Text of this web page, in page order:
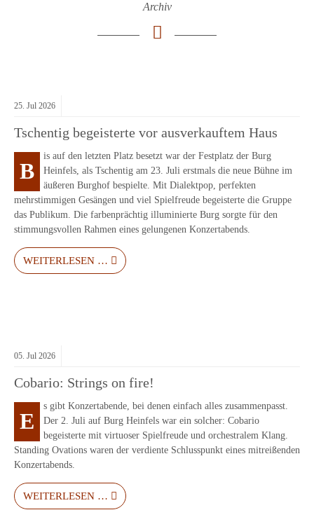
Archiv
25. Jul 2026
Tschentig begeisterte vor ausverkauftem Haus
B
is auf den letzten Platz besetzt war der Festplatz der Burg
Heinfels, als Tschentig am 23. Juli erstmals die neue Bühne im
äußeren Burghof bespielte. Mit Dialektpop, perfekten
mehrstimmigen Gesängen und viel Spielfreude begeisterte die Gruppe
das Publikum. Die farbenprächtig illuminierte Burg sorgte für den
stimmungsvollen Rahmen eines gelungenen Konzertabends.
WEITERLESEN …
05. Jul 2026
Cobario: Strings on fire!
E
s gibt Konzertabende, bei denen einfach alles zusammenpasst.
Der 2. Juli auf Burg Heinfels war ein solcher: Cobario
begeisterte mit virtuoser Spielfreude und orchestralem Klang.
Standing Ovations waren der verdiente Schlusspunkt eines mitreißenden
Konzertabends.
WEITERLESEN …